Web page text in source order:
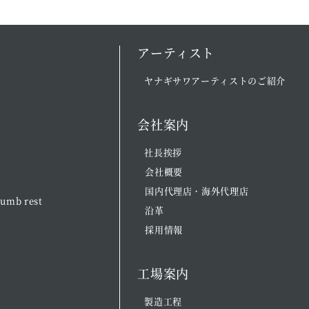
rest
アーティスト
ヤナギサワアーティストのご紹介
会社案内
社長挨拶
会社概要
国内代理店・海外代理店
沿革
採用情報
工場案内
製造工程